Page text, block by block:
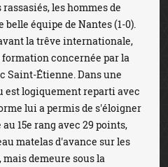
les hommes de
équipe de Nantes (1-0).
la trêve internationale,
concernée par la
Saint-Étienne. Dans une
est logiquement reparti avec
lui a permis de s'éloigner
15e rang avec 29 points,
matelas d'avance sur les
demeure sous la